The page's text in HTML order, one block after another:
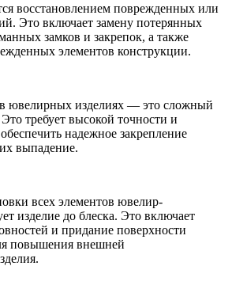
восстановлением поврежденных или
Это включает замену потерянных
замков и закрепок, а также
элементов конструкции.
ювелирных изделиях — это сложный
требует высокой точности и
надежное закрепление
выпадение.
всех элементов ювелир-
изделие до блеска. Это включает
и придание поверхности
повышения внешней